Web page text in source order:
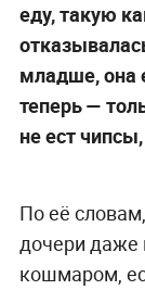
еду, такую
младше, она
теперь —
не ест чипсы,
По её
дочери даже
кошмаром,